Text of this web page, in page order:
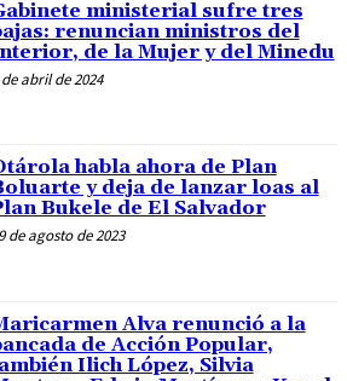
ministerial sufre tres
renuncian ministros del
de la Mujer y del Minedu
abril de 2024
habla ahora de Plan
y deja de lanzar loas al
Bukele de El Salvador
de agosto de 2023
Alva renunció a la
de Acción Popular,
Ilich López, Silvia